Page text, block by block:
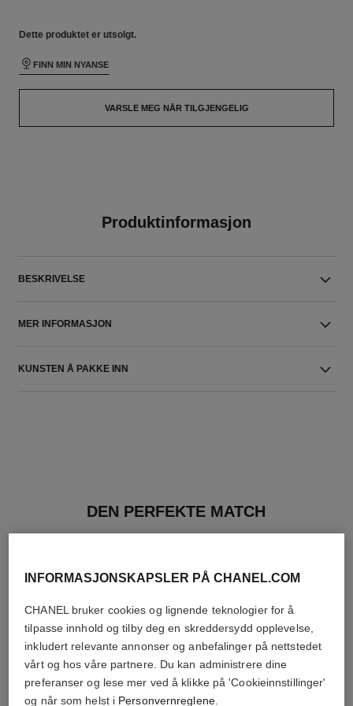
Dette produktet er utsolgt.
FINN MIN NYANSE
VARSLE MEG NÅR TILGJENGELIG
Produktinformasjon
BESKRIVELSE
MER INFORMASJON
KUNSTEN Å PAKKE INN
DEN PERFEKTE MATCH
INFORMASJONSKAPSLER PÅ CHANEL.COM
CHANEL bruker cookies og lignende teknologier for å
tilpasse innhold og tilby deg en skreddersydd opplevelse,
inkludert relevante annonser og anbefalinger på nettstedet
vårt og hos våre partnere. Du kan administrere dine
preferanser og lese mer ved å klikke på 'Cookieinnstillinger'
og når som helst i Personvernreglene.